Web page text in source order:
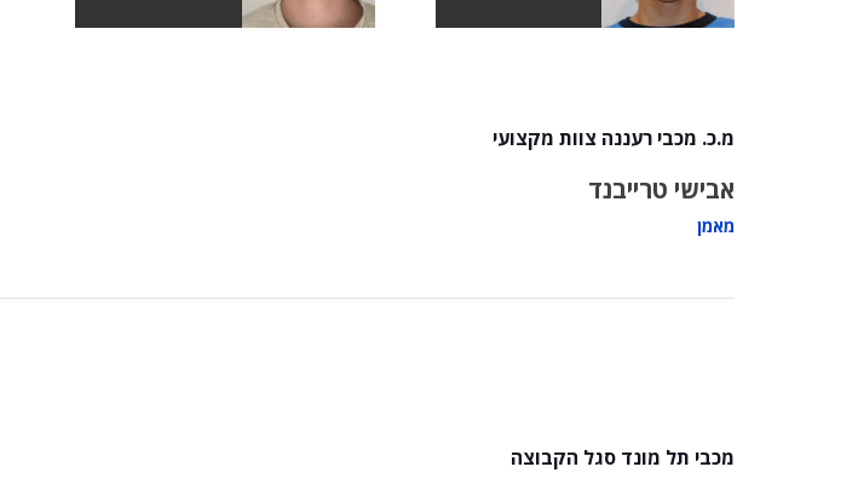
מ.כ. מכבי רעננה צוות מקצועי
אבישי טרייבנד
מאמן
מכבי תל מונד סגל הקבוצה